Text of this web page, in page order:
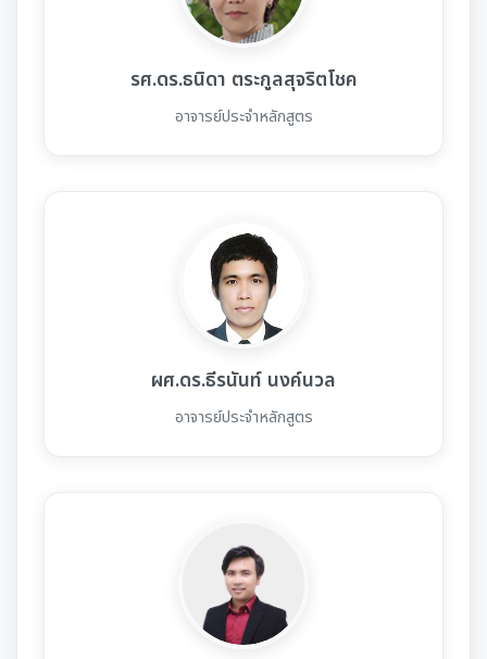
รศ.ดร.ธนิดา ตระกูลสุจริตโชค
อาจารย์ประจำหลักสูตร
ผศ.ดร.ธีรนันท์ นงค์นวล
อาจารย์ประจำหลักสูตร